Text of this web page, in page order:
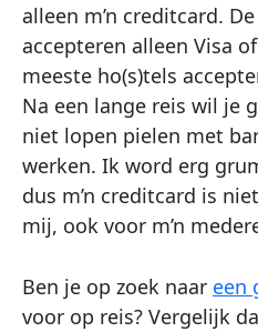
alleen m’n creditcard.
accepteren alleen Visa
meeste ho(s)tels
Na een lange reis wil je
niet lopen pielen met
werken. Ik word erg
dus m’n creditcard is
mij, ook voor m’n
Ben je op zoek naar een
voor op reis? Vergelijk